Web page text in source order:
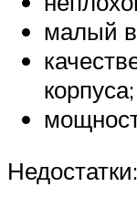
малый
корпуса;
Недостатки: